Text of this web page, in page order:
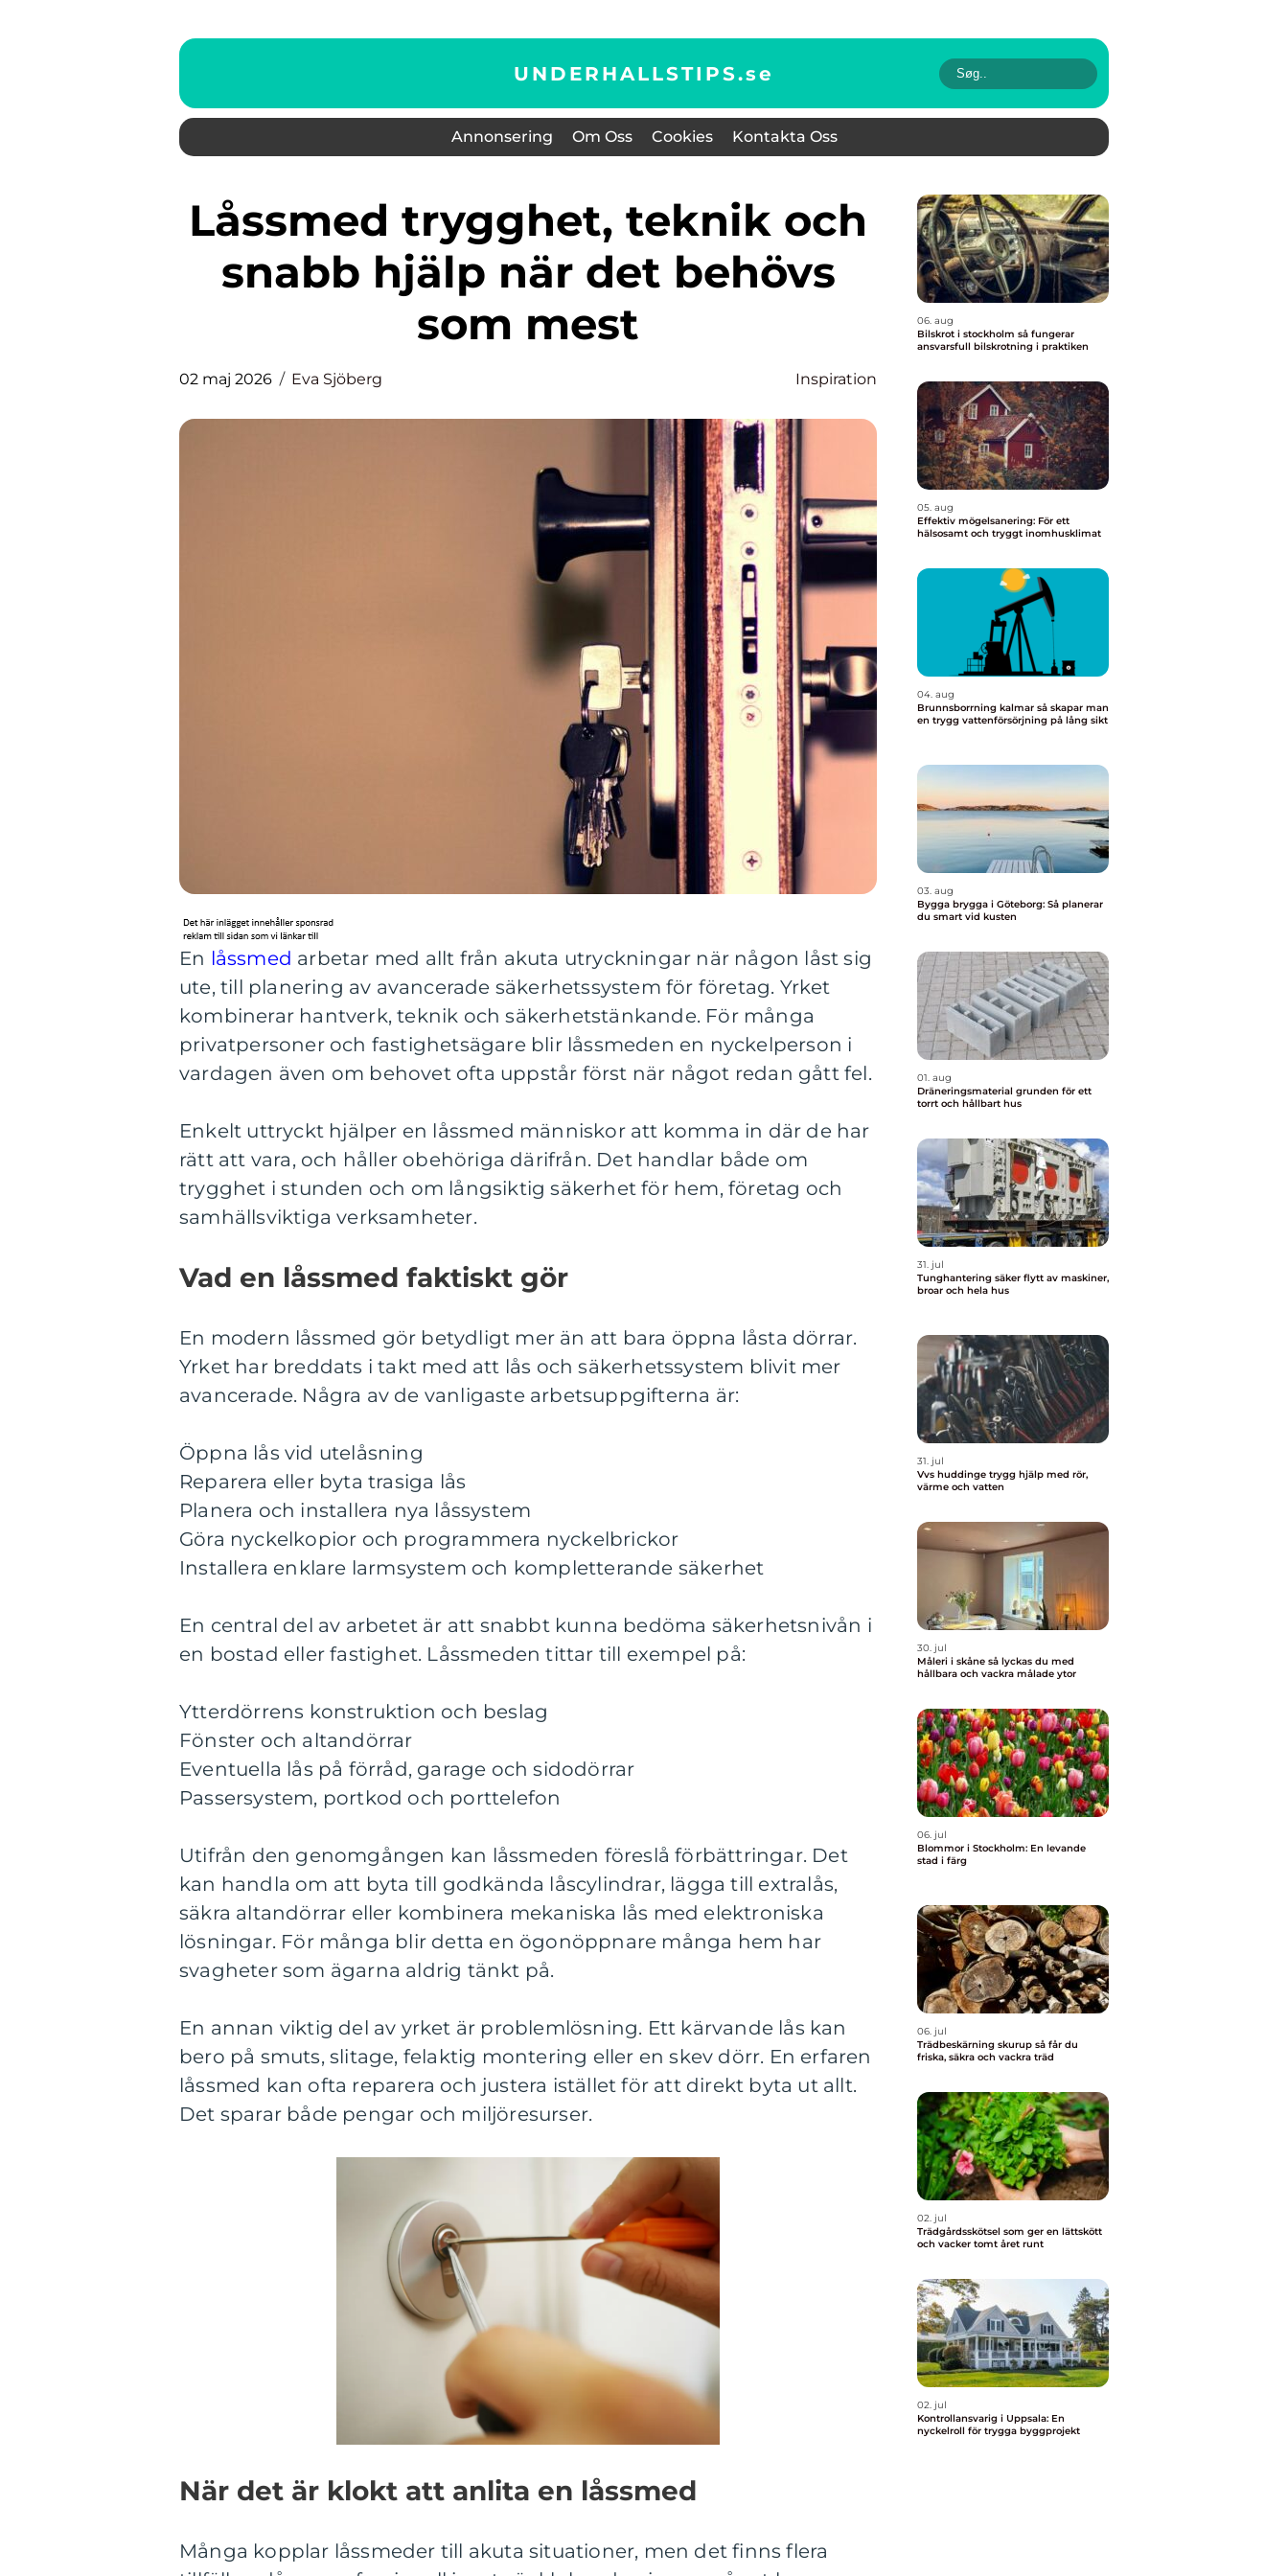
UNDERHALLSTIPS.se
Annonsering Om Oss Cookies Kontakta Oss
Låssmed trygghet, teknik och
snabb hjälp när det behövs
som mest
02 maj 2026 Eva Sjöberg Inspiration
En låssmed arbetar med allt från akuta utryckningar när någon låst sig
ute, till planering av avancerade säkerhetssystem för företag. Yrket
kombinerar hantverk, teknik och säkerhetstänkande. För många
privatpersoner och fastighetsägare blir låssmeden en nyckelperson i
vardagen även om behovet ofta uppstår först när något redan gått fel.
Enkelt uttryckt hjälper en låssmed människor att komma in där de har
rätt att vara, och håller obehöriga därifrån. Det handlar både om
trygghet i stunden och om långsiktig säkerhet för hem, företag och
samhällsviktiga verksamheter.
Vad en låssmed faktiskt gör
En modern låssmed gör betydligt mer än att bara öppna låsta dörrar.
Yrket har breddats i takt med att lås och säkerhetssystem blivit mer
avancerade. Några av de vanligaste arbetsuppgifterna är:
Öppna lås vid utelåsning
Reparera eller byta trasiga lås
Planera och installera nya låssystem
Göra nyckelkopior och programmera nyckelbrickor
Installera enklare larmsystem och kompletterande säkerhet
En central del av arbetet är att snabbt kunna bedöma säkerhetsnivån i
en bostad eller fastighet. Låssmeden tittar till exempel på:
Ytterdörrens konstruktion och beslag
Fönster och altandörrar
Eventuella lås på förråd, garage och sidodörrar
Passersystem, portkod och porttelefon
Utifrån den genomgången kan låssmeden föreslå förbättringar. Det
kan handla om att byta till godkända låscylindrar, lägga till extralås,
säkra altandörrar eller kombinera mekaniska lås med elektroniska
lösningar. För många blir detta en ögonöppnare många hem har
svagheter som ägarna aldrig tänkt på.
En annan viktig del av yrket är problemlösning. Ett kärvande lås kan
bero på smuts, slitage, felaktig montering eller en skev dörr. En erfaren
låssmed kan ofta reparera och justera istället för att direkt byta ut allt.
Det sparar både pengar och miljöresurser.
När det är klokt att anlita en låssmed
Många kopplar låssmeder till akuta situationer, men det finns flera
06. aug
Bilskrot i stockholm så fungerar
ansvarsfull bilskrotning i praktiken
05. aug
Effektiv mögelsanering: För ett
hälsosamt och tryggt inomhusklimat
04. aug
Brunnsborrning kalmar så skapar man
en trygg vattenförsörjning på lång sikt
03. aug
Bygga brygga i Göteborg: Så planerar
du smart vid kusten
01. aug
Dräneringsmaterial grunden för ett
torrt och hållbart hus
31. jul
Tunghantering säker flytt av maskiner,
broar och hela hus
31. jul
Vvs huddinge trygg hjälp med rör,
värme och vatten
30. jul
Måleri i skåne så lyckas du med
hållbara och vackra målade ytor
06. jul
Blommor i Stockholm: En levande
stad i färg
06. jul
Trädbeskärning skurup så får du
friska, säkra och vackra träd
02. jul
Trädgårdsskötsel som ger en lättskött
och vacker tomt året runt
02. jul
Kontrollansvarig i Uppsala: En
nyckelroll för trygga byggprojekt